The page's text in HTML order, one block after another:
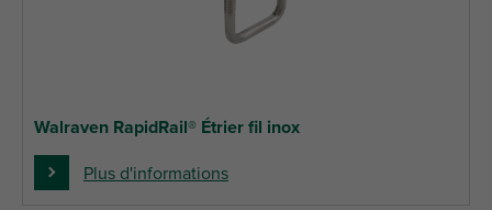
Walraven RapidRail® Étrier fil inox
Plus d'informations